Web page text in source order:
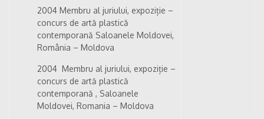
2004 Membru al juriului, expoziție –
concurs de artă plastică
contemporană Saloanele Moldovei,
România – Moldova
2004 Membru al juriului, expoziție –
concurs de artă plastică
contemporană , Saloanele
Moldovei, Romania – Moldova